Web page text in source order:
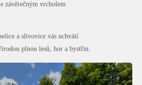
závěrečným vrcholem
a slivovice vás uchvátí
plnou lesů, hor a bystřin.